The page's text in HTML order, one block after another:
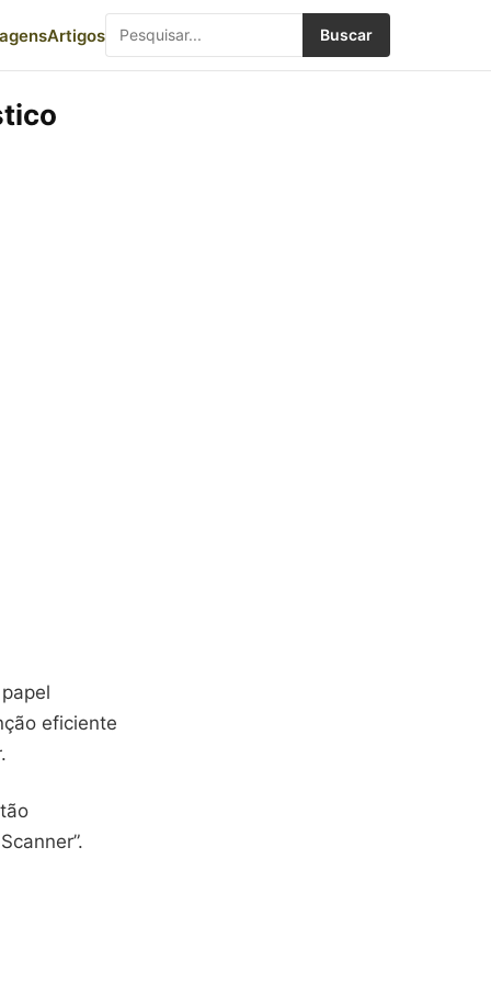
Artigos Buscar
eficiente